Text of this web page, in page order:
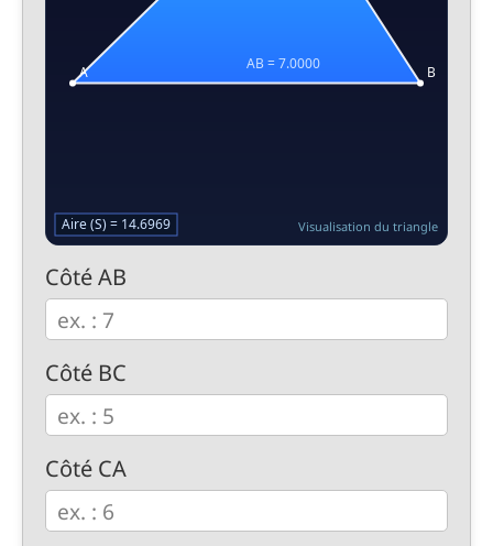
Visualisation du triangle
Côté AB
Côté BC
Côté CA